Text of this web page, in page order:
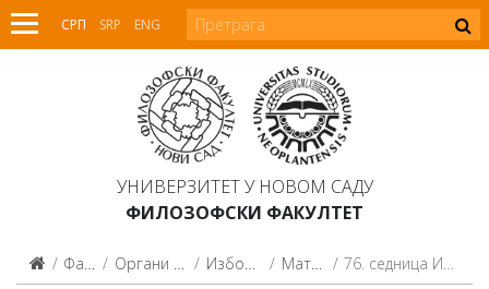
СРП SRP ENG
УНИВЕРЗИТЕТ У НОВОМ САДУ
ФИЛОЗОФСКИ ФАКУЛТЕТ
Факултет Органи Факултета Изборно веће Материјали 76. седница Изборног већа